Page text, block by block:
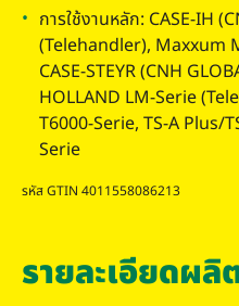
การใช้งานหลัก: CASE-IH
(Telehandler), Maxxum
CASE-STEYR (CNH
HOLLAND LM-Serie
T6000-Serie, TS-A Plus/
Serie
รหัส GTIN 4011558086213
รายละเอียดผ